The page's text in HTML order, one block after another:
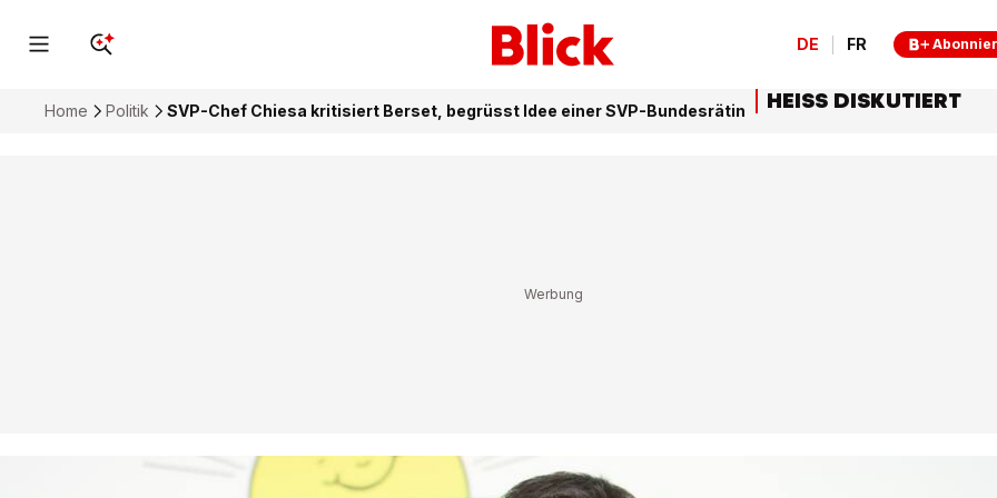
DE FR
Home Politik SVP-Chef Chiesa kritisiert Berset, begrüsst Idee einer SVP-Bundesrätin HEISS DISKUTIERT